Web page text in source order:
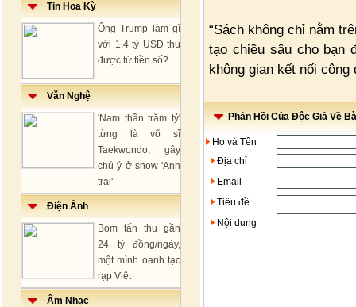
Tin Hoa Kỳ
Ông Trump làm gì
với 1,4 tỷ USD thu
được từ tiền số?
Văn Nghệ
'Nam thần trăm tỷ'
từng là võ sĩ
Taekwondo, gây
chú ý ở show 'Anh
trai'
Điện Ảnh
Bom tấn thu gần
24 tỷ đồng/ngày,
một mình oanh tạc
rạp Việt
Âm Nhạc
“Sách không chỉ nằm
tạo chiều sâu cho bạn
không gian kết nối cộng
Phản Hồi Của Độc Giả Về
Họ và Tên
Địa chỉ
Email
Tiêu đề
Nội dung